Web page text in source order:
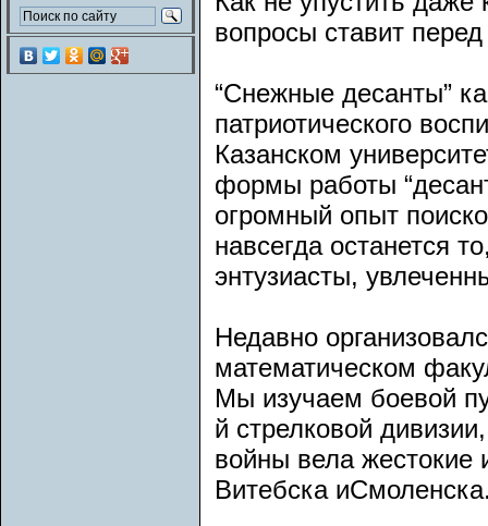
вопросы ставит
“Снежные десанты”
патриотического
Казанском
формы работы
огромный опыт
навсегда останется
энтузиасты,
Недавно
математическом
Мы изучаем боевой
й стрелковой
войны вела жестокие
Витебска